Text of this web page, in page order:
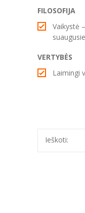
----
----
----
FILOSOFIJA
Vaikystė
VERTYBĖS
Laimingi
Ieškoti: